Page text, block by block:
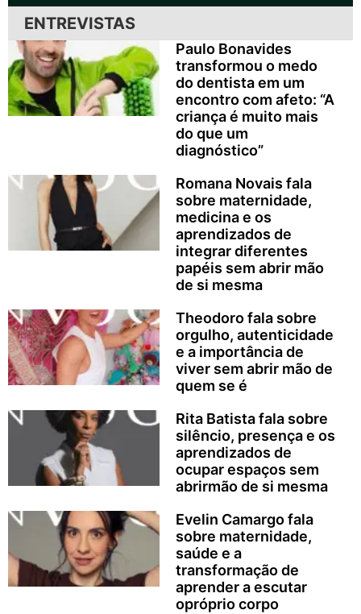
ENTREVISTAS
Paulo Bonavides
transformou o medo
do dentista em um
encontro com afeto: “A
criança é muito mais
do que um
diagnóstico”
Romana Novais fala
sobre maternidade,
medicina e os
aprendizados de
integrar diferentes
papéis sem abrir mão
de si mesma
Theodoro fala sobre
orgulho, autenticidade
e a importância de
viver sem abrir mão de
quem se é
Rita Batista fala sobre
silêncio, presença e os
aprendizados de
ocupar espaços sem
abrirmão de si mesma
Evelin Camargo fala
sobre maternidade,
saúde e a
transformação de
aprender a escutar
opróprio corpo